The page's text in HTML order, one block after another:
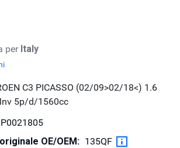
per Italy
C3 PICASSO (02/09>02/18<) 1.6
5p/d/1560cc
P0021805
OE/OEM: 135QF